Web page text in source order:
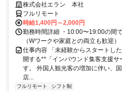
株式会社エラン 本社
フルリモート
時給1,400円～2,000円
勤務時間詳細 ・10:00〜19:00の間
（Wワークや家庭との両立も歓迎）
仕事内容 「未経験からスタートし
開する**「インバウンド集客支援サ
す。 外国人観光客の増加に伴い、
店...
フルリモート シフト制